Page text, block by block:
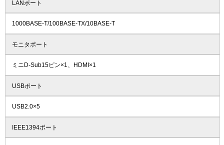
LANポート
1000BASE-T/100BASE-TX/10BASE-T
モニタポート
ミニD-Sub15ピン×1、HDMI×1
USBポート
USB2.0×5
IEEE1394ポート